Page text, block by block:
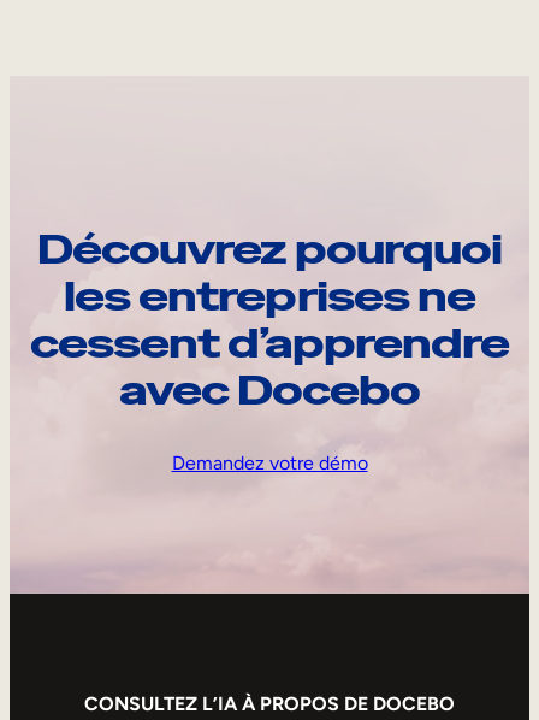
Découvrez pourquoi
les entreprises ne
cessent d’apprendre
avec Docebo
Demandez votre démo
CONSULTEZ L’IA À PROPOS DE DOCEBO